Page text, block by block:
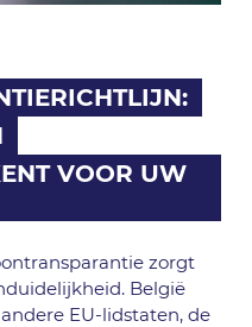
VOOR UW
zorgt
België
EU-lidstaten, de